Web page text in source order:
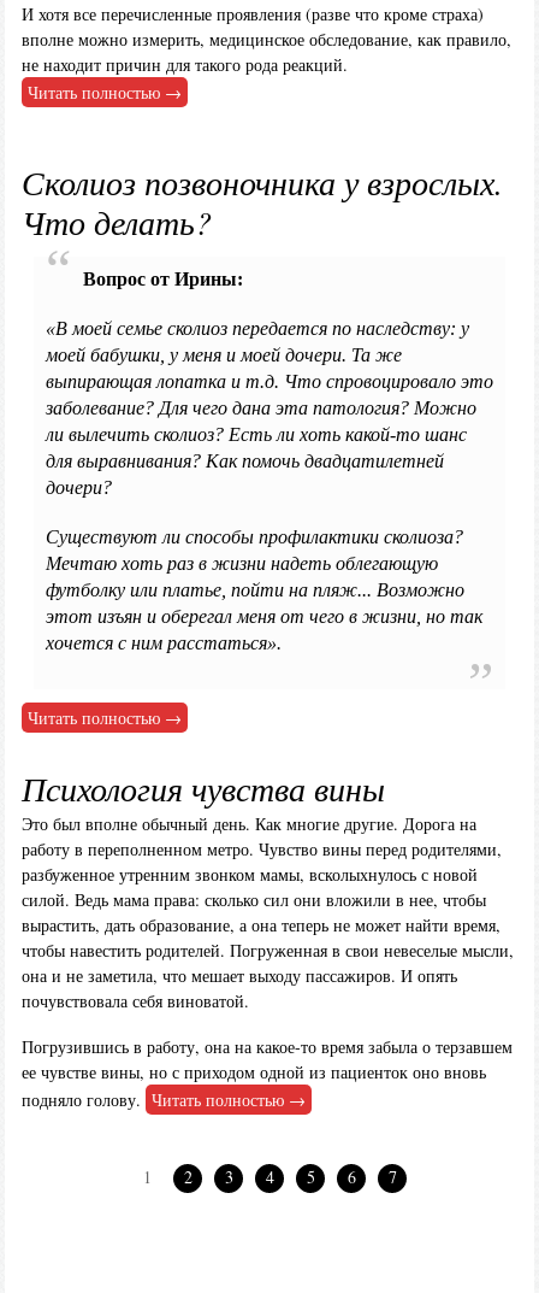
И хотя все перечисленные проявления (разве что кроме страха)
вполне можно измерить, медицинское обследование, как правило,
не находит причин для такого рода реакций.
Читать полностью →
Сколиоз позвоночника у взрослых.
Что делать?
Вопрос от Ирины:
«В моей семье сколиоз передается по наследству: у
моей бабушки, у меня и моей дочери. Та же
выпирающая лопатка и т.д. Что спровоцировало это
заболевание? Для чего дана эта патология? Можно
ли вылечить сколиоз? Есть ли хоть какой-то шанс
для выравнивания? Как помочь двадцатилетней
дочери?
Существуют ли способы профилактики сколиоза?
Мечтаю хоть раз в жизни надеть облегающую
футболку или платье, пойти на пляж... Возможно
этот изъян и оберегал меня от чего в жизни, но так
хочется с ним расстаться».
Читать полностью →
Психология чувства вины
Это был вполне обычный день. Как многие другие. Дорога на
работу в переполненном метро. Чувство вины перед родителями,
разбуженное утренним звонком мамы, всколыхнулось с новой
силой. Ведь мама права: сколько сил они вложили в нее, чтобы
вырастить, дать образование, а она теперь не может найти время,
чтобы навестить родителей. Погруженная в свои невеселые мысли,
она и не заметила, что мешает выходу пассажиров. И опять
почувствовала себя виноватой.
Погрузившись в работу, она на какое-то время забыла о терзавшем
ее чувстве вины, но с приходом одной из пациенток оно вновь
подняло голову. Читать полностью →
1 2 3 4 5 6 7